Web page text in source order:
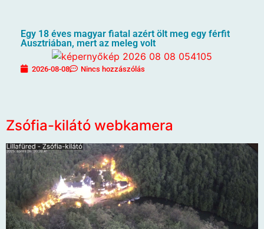
Egy 18 éves magyar fiatal azért ölt meg egy férfit
Ausztriában, mert az meleg volt
2026-08-08 Nincs hozzászólás
Zsófia-kilátó webkamera